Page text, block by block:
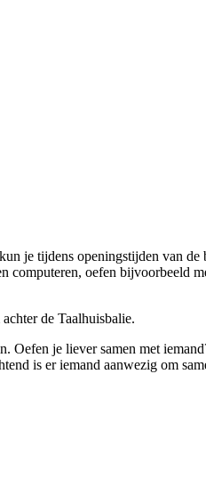
je tijdens openingstijden van de
computeren, oefen bijvoorbeeld
de Taalhuisbalie.
Oefen je liever samen met
is er iemand aanwezig om